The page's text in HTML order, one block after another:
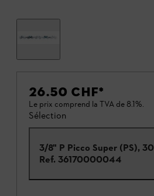
26.50 CHF*
Le prix comprend la TVA de 8.1%.
Sélection
3/8" P Picco Super (PS),
Ref. 36170000044